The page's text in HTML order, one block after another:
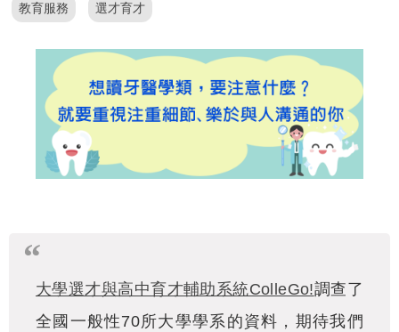
教育服務
選才育才
大學選才與高中育才輔助系統ColleGo!調查了
全國一般性70所大學學系的資料，期待我們